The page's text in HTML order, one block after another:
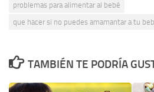
problemas para alimentar al bebé
que hacer si no puedes amamantar a tu
TAMBIÉN TE PODRÍA